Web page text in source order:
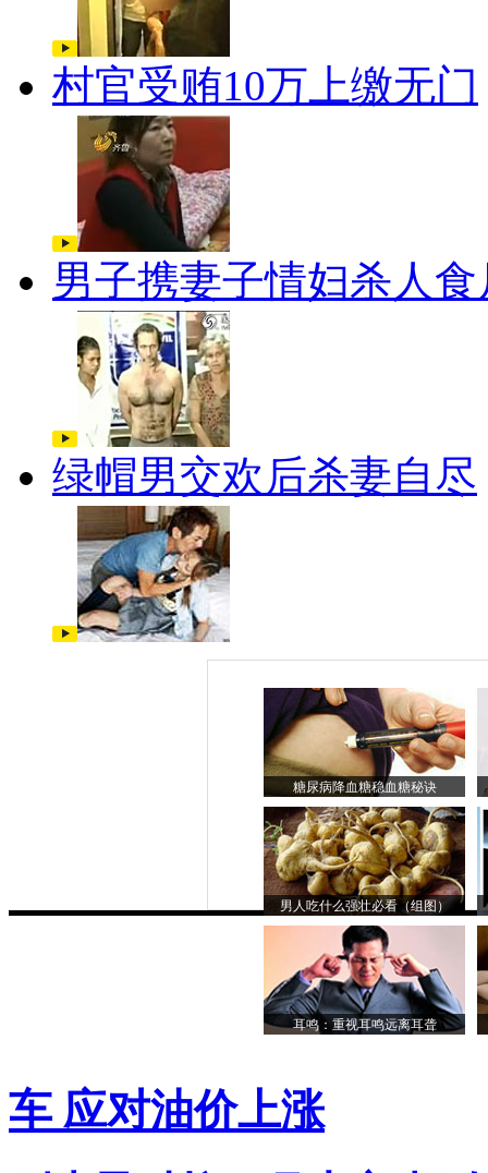
村官受贿10万上缴无门
男子携妻子情妇杀人食
绿帽男交欢后杀妻自尽
糖尿病降血糖稳血糖秘诀
男人吃什么强壮必看（组图）
耳鸣：重视耳鸣远离耳聋
车 应对油价上涨